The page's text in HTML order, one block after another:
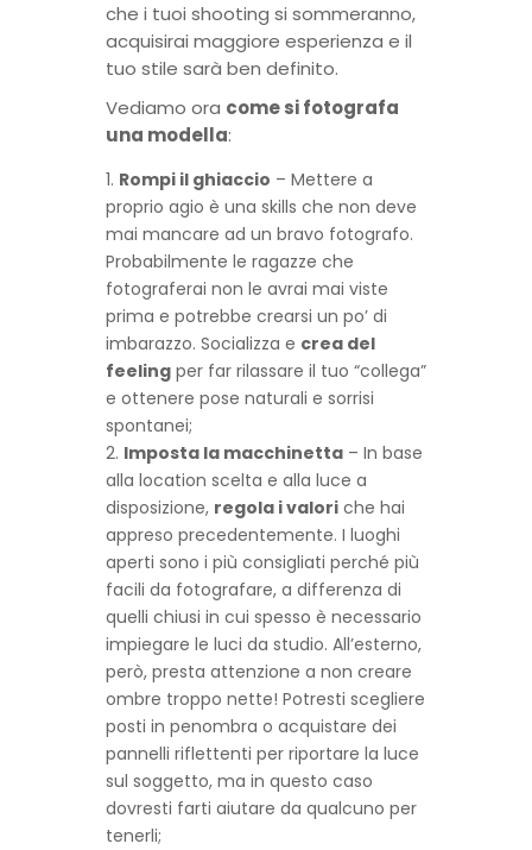
che i tuoi shooting si sommeranno,
acquisirai maggiore esperienza e il
tuo stile sarà ben definito.
Vediamo ora come si fotografa
una modella:
Rompi il ghiaccio – Mettere a
proprio agio è una skills che non deve
mai mancare ad un bravo fotografo.
Probabilmente le ragazze che
fotograferai non le avrai mai viste
prima e potrebbe crearsi un po’ di
imbarazzo. Socializza e crea del
feeling per far rilassare il tuo “collega”
e ottenere pose naturali e sorrisi
spontanei;
Imposta la macchinetta – In base
alla location scelta e alla luce a
disposizione, regola i valori che hai
appreso precedentemente. I luoghi
aperti sono i più consigliati perché più
facili da fotografare, a differenza di
quelli chiusi in cui spesso è necessario
impiegare le luci da studio. All’esterno,
però, presta attenzione a non creare
ombre troppo nette! Potresti scegliere
posti in penombra o acquistare dei
pannelli riflettenti per riportare la luce
sul soggetto, ma in questo caso
dovresti farti aiutare da qualcuno per
tenerli;